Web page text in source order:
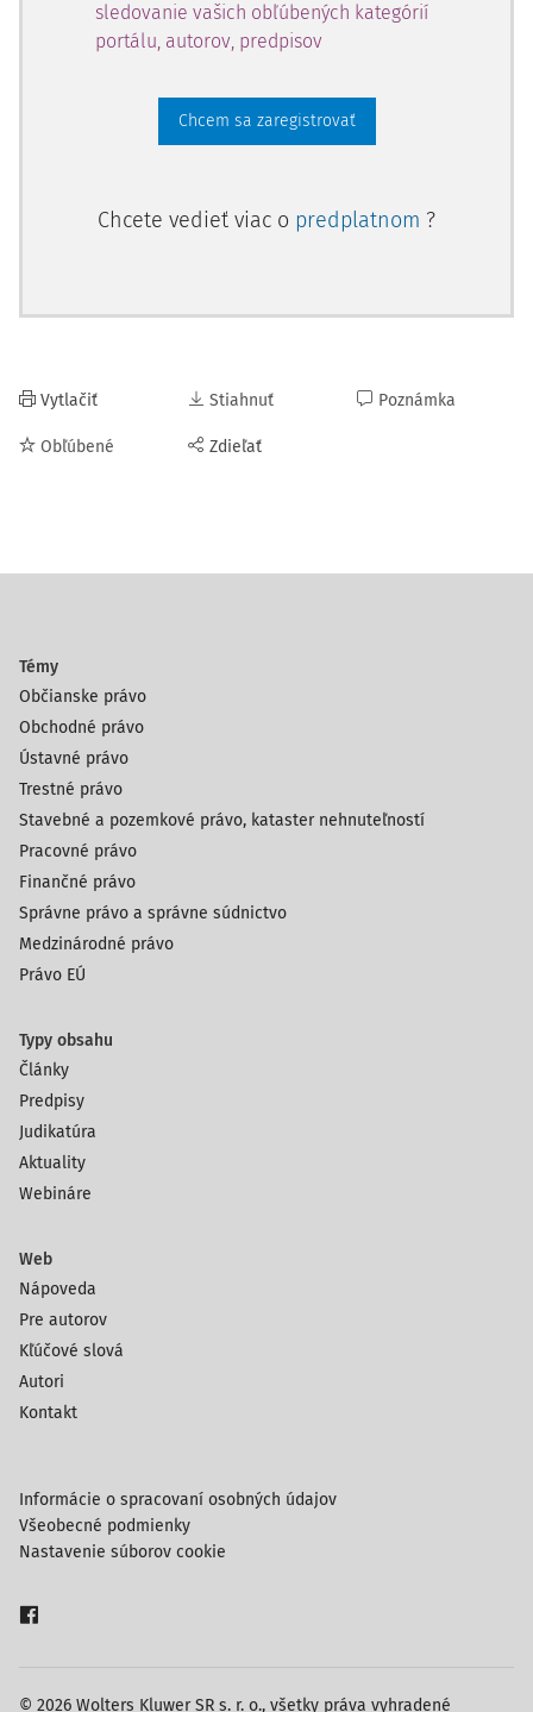
sledovanie vašich obľúbených kategórií
portálu, autorov, predpisov
Chcem sa zaregistrovať
Chcete vedieť viac o predplatnom ?
Vytlačiť
Obľúbené
Stiahnuť
Zdieľať
Poznámka
Témy
Občianske právo
Obchodné právo
Ústavné právo
Trestné právo
Stavebné a pozemkové právo, kataster nehnuteľností
Pracovné právo
Finančné právo
Správne právo a správne súdnictvo
Medzinárodné právo
Právo EÚ
Typy obsahu
Články
Predpisy
Judikatúra
Aktuality
Webináre
Web
Nápoveda
Pre autorov
Kľúčové slová
Autori
Kontakt
© 2026 Wolters Kluwer SR s. r. o., všetky práva vyhradené
Informácie o spracovaní osobných údajov
Všeobecné podmienky
Nastavenie súborov cookie